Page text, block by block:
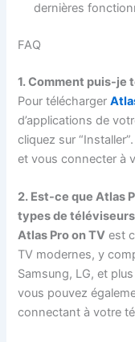
dernières
FAQ
1. Comment puis-je
Pour télécharger
d’applications de
cliquez sur
et vous connecter à
2. Est-ce que Atlas
types de
Atlas Pro on TV est
TV modernes, y
Samsung, LG, et
vous pouvez
connectant à votre